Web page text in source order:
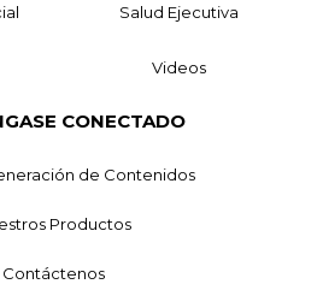
Salud Ejecutiva
Videos
CONECTADO
de Contenidos
Productos
Contáctenos